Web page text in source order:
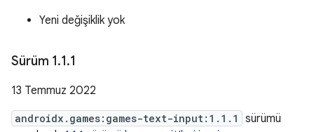
Yeni değişiklik yok
Sürüm 1.1.1
13 Temmuz 2022
androidx.games:games-text-input:1.1.1
sürümü